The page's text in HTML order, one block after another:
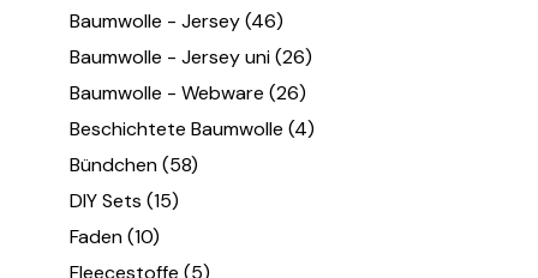
Baumwolle - Jersey (46)
Baumwolle - Jersey uni (26)
Baumwolle - Webware (26)
Beschichtete Baumwolle (4)
Bündchen (58)
DIY Sets (15)
Faden (10)
Fleecestoffe (5)